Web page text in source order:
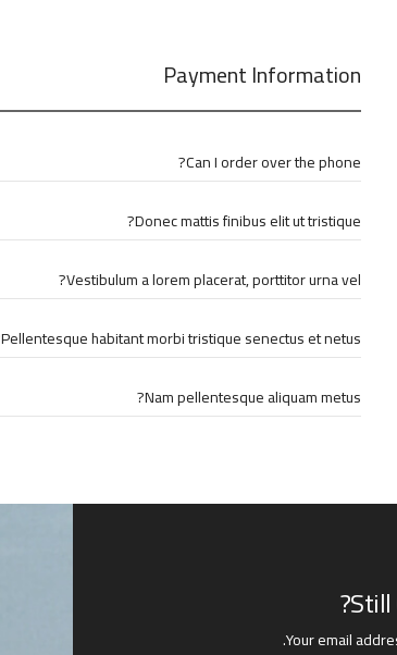
Payment Information
Can I order over the phone?
Donec mattis finibus elit ut tristique?
Vestibulum a lorem placerat, porttitor urna vel?
Pellentesque habitant morbi tristique senectus et netus?
Nam pellentesque aliquam metus?
Still
Your email